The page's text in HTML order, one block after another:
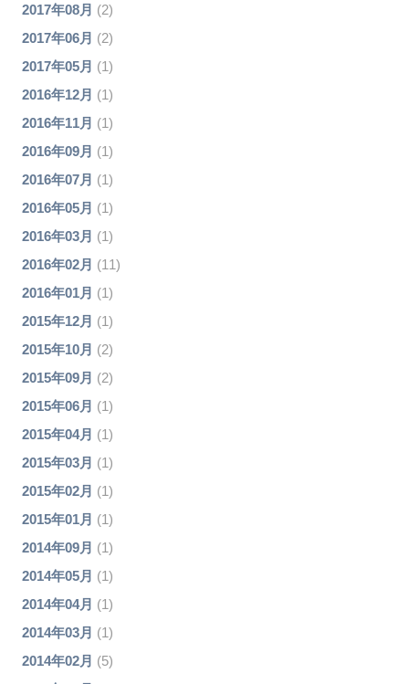
2017年08月 (2)
2017年06月 (2)
2017年05月 (1)
2016年12月 (1)
2016年11月 (1)
2016年09月 (1)
2016年07月 (1)
2016年05月 (1)
2016年03月 (1)
2016年02月 (11)
2016年01月 (1)
2015年12月 (1)
2015年10月 (2)
2015年09月 (2)
2015年06月 (1)
2015年04月 (1)
2015年03月 (1)
2015年02月 (1)
2015年01月 (1)
2014年09月 (1)
2014年05月 (1)
2014年04月 (1)
2014年03月 (1)
2014年02月 (5)